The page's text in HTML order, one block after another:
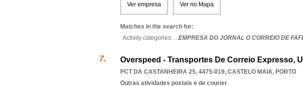
Ver empresa Ver no Mapa
Matches in the search for:
Activity categories: ...EMPRESA DO JORNAL O CORREIO DE
Overspeed - Transportes De Correio Expresso,
PCT DA CASTANHEIRA 25, 4475-019, CASTELO MAIA, PORTO
Outras atividades postais e de courier